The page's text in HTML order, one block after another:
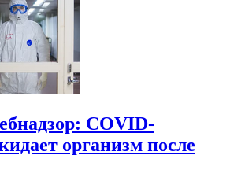
COVID-
организм после